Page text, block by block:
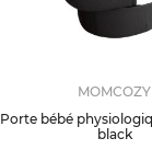
MOMCOZY
Porte bébé
black